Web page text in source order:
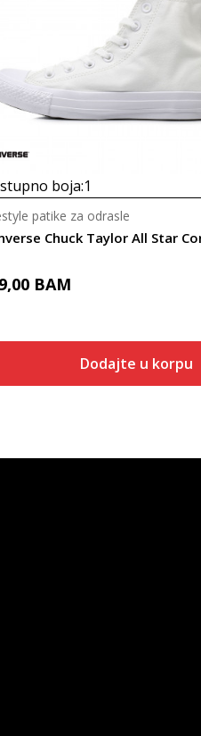
boja:1
patike za odrasle
BAM
Dodajte u korpu